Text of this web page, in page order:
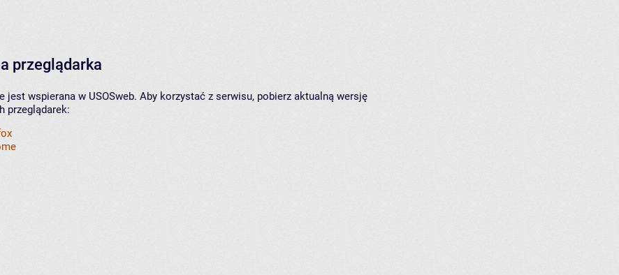
przeglądarka
jest wspierana w USOSweb. Aby korzystać z serwisu, pobierz aktualną wersję
przeglądarek: